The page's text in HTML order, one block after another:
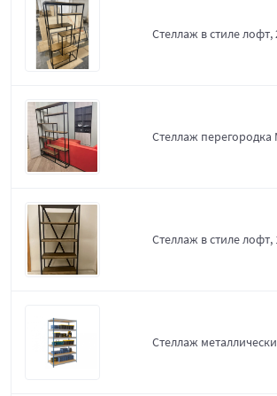
Стеллаж в стиле лофт,
Стеллаж перегородка
Стеллаж в стиле лофт,
Стеллаж